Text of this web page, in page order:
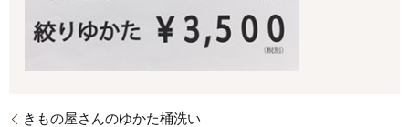
きもの屋さんのゆかた桶洗い